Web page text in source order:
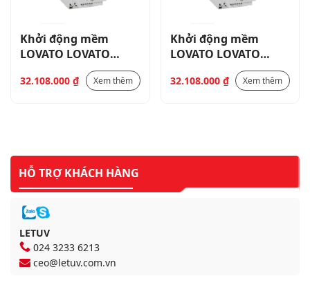
Khởi động mềm
LOVATO LOVATO
ADXL 3P 37KW,75A,
điện áp 110…600V_
32.108.000 ₫ Xem thêm
Khởi động mềm
LOVATO LOVATO
ADXL 3P 37KW,75A,
điện áp 110…600V_
32.108.000 ₫ Xem thêm
HỖ TRỢ KHÁCH HÀNG
LETUV
024 3233 6213
ceo@letuv.com.vn